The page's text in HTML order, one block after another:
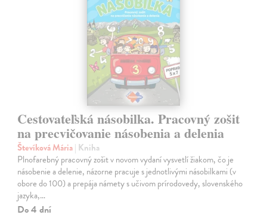
Cestovateľská násobilka. Pracovný zošit
na precvičovanie násobenia a delenia
Števíková Mária| Kniha
Plnofarebný pracovný zošit v novom vydaní vysvetlí žiakom, čo je
násobenie a delenie, názorne pracuje s jednotlivými násobilkami (v
obore do 100) a prepája námety s učivom prírodovedy, slovenského
jazyka,…
Do 4 dní